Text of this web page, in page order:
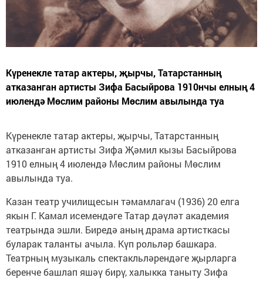
Күренекле татар актеры, җырчы, Татарстанның
атказанган артисты Зифа Басыйрова 1910нчы елның 4
июлендә Мөслим районы Мөслим авылында туа
Күренекле татар актеры, җырчы, Татарстанның
атказанган артисты Зифа Җәмил кызы Басыйрова
1910 елның 4 июлендә Мөслим районы Мөслим
авылында туа.
Казан театр училищесын тәмамлагач (1936) 20 елга
якын Г. Камал исемендәге Татар дәүләт академия
театрында эшли. Биредә аның драма артисткасы
буларак таланты ачыла. Күп рольләр башкара.
Театрның музыкаль спектакльләрендәге җырларга
беренче башлап яшәү бирү, халыкка таныту Зифа